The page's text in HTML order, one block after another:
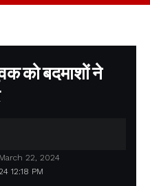
को बदमाशों ने
12:18 PM
22, 2024